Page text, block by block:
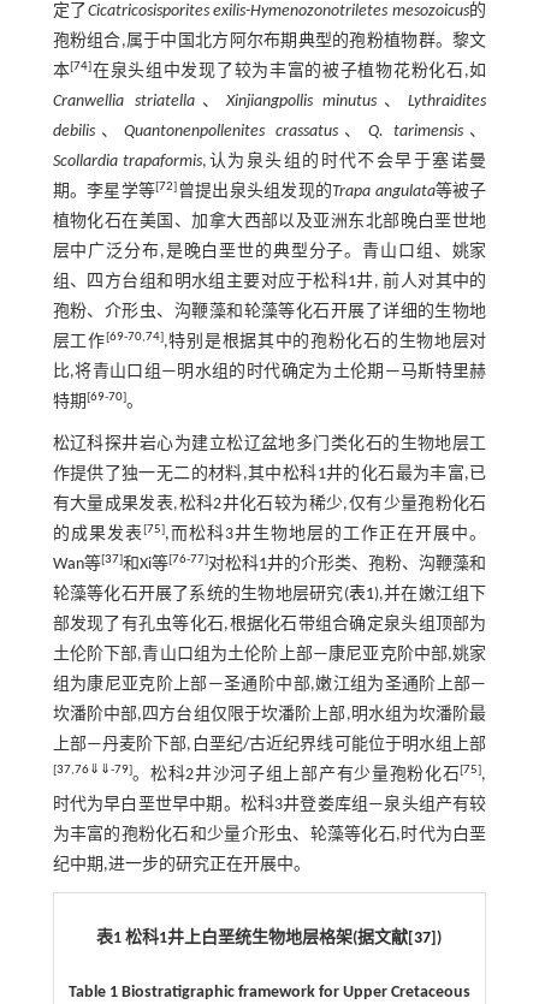
定了 Cicatricosisporites exilis-Hymenozonotriletes mesozoicus的
孢粉组合,属于中国北方阿尔布期典型的孢粉植物群。黎文
本[74]在泉头组中发现了较为丰富的被子植物花粉化石,如
Cranwellia striatella、Xinjiangpollis minutus 、Lythraidites
debilis、Quantonenpollenites crassatus、 Q. tarimensis 、
Scollardia trapaformis,认为泉头组的时代不会早于塞诺曼
期。李星学等[72] 曾提出泉头组发现的Trapa angulata等被子
植物化石在美国、加拿大西部以及亚洲东北部晚白垩世地
层中广泛分布,是晚白垩世的典型分子。青山口组、姚家
组、四方台组和明水组主要对应于松科1井, 前人对其中的
孢粉、介形虫、沟鞭藻和轮藻等化石开展了详细的生物地
层工作[69-70,74],特别是根据其中的孢粉化石的生物地层对
比,将青山口组—明水组的时代确定为土伦期—马斯特里赫
特期 [69-70]。
松辽科探井岩心为建立松辽盆地多门类化石的生物地层工
作提供了独一无二的材料,其中松科1井的化石最为丰富,已
有大量成果发表,松科2井化石较为稀少,仅有少量孢粉化石
的成果发表[75],而松科3井生物地层的工作正在开展中。
Wan等[37]和Xi等[76-77]对松科1井的介形类、孢粉、沟鞭藻和
轮藻等化石开展了系统的生物地层研究(表1),并在嫩江组下
部发现了有孔虫等化石,根据化石带组合确定泉头组顶部为
土伦阶下部,青山口组为土伦阶上部—康尼亚克阶中部,姚家
组为康尼亚克阶上部—圣通阶中部,嫩江组为圣通阶上部—
坎潘阶中部,四方台组仅限于坎潘阶上部,明水组为坎潘阶最
上部—丹麦阶下部,白垩纪/古近纪界线可能位于明水组上部
[37,76⇓ ⇓-79]。松科2井沙河子组上部产有少量孢粉化石[75],
时代为早白垩世早中期。松科3井登娄库组—泉头组产有较
为丰富的孢粉化石和少量介形虫、轮藻等化石,时代为白垩
纪中期,进一步的研究正在开展中。
表1 松科1井上白垩统生物地层格架(据文献[37])
Table 1 Biostratigraphic framework for Upper Cretaceous